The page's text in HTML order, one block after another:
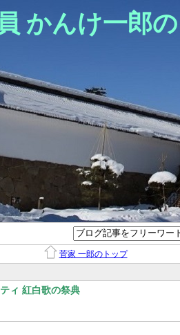
かんけ一郎
菅家 一郎のトップ
ィ 紅白歌の祭典